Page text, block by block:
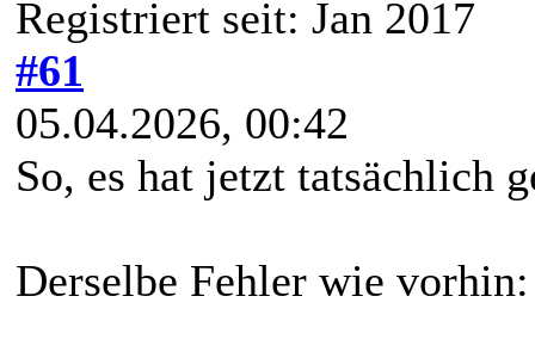
Registriert seit: Jan 2017
#61
05.04.2026, 00:42
So, es hat jetzt tatsächlich
Derselbe Fehler wie vorhin: